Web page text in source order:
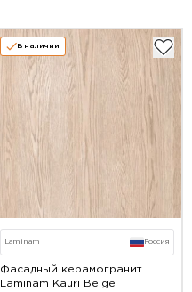
В наличии
Laminam Россия
Фасадный керамогранит
Laminam Kauri Beige